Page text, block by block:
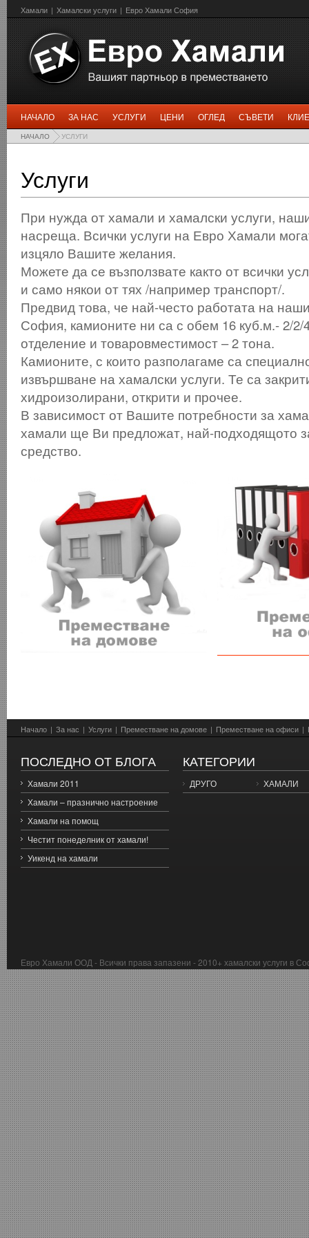
Хамали | Хамалски услуги | Евро Хамали София
НАЧАЛО ЗА НАС УСЛУГИ ЦЕНИ ОГЛЕД СЪВЕТИ
НАЧАЛО УСЛУГИ
Услуги
При нужда от хамали и хамалски услуги,
насреща. Всички услуги на Евро Хамали
изцяло Вашите желания.
Можете да се възползвате както от всички
и само някои от тях /например транспорт/.
Предвид това, че най-често работата на
София, камионите ни са с обем 16 куб.м.- 2/2/
отделение и товаровместимост – 2 тона.
Камионите, с които разполагаме са
извършване на хамалски услуги. Те са
хидроизолирани, открити и прочее.
В зависимост от Вашите потребности за
хамали ще Ви предложат, най-подходящото
средство.
Начало | За нас | Услуги | Преместване на домове | Преместване на офиси |
ПОСЛЕДНО ОТ БЛОГА
Хамали 2011
Хамали – празнично настроение
Хамали на помощ
Честит понеделник от хамали!
Уикенд на хамали
КАТЕГОРИИ
ДРУГО ХАМАЛИ
Евро Хамали ООД - Всички права запазени - 2010+ хамалски услуги в